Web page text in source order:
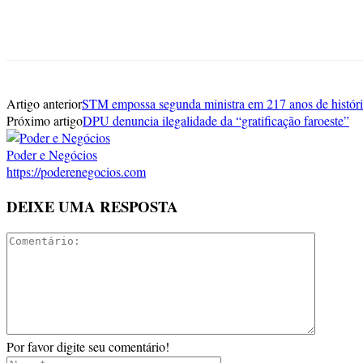
Artigo anteriorSTM empossa segunda ministra em 217 anos de
Próximo artigoDPU denuncia ilegalidade da “gratificação faroeste”
Poder e Negócios
https://poderenegocios.com
DEIXE UMA RESPOSTA
Por favor digite seu comentário!